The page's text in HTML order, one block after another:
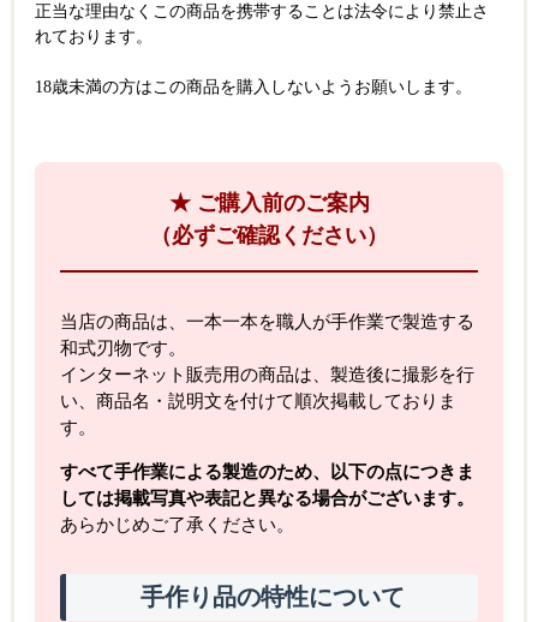
正当な理由なくこの商品を携帯することは法令により禁止さ
れております。
18歳未満の方はこの商品を購入しないようお願いします。
★ ご購入前のご案内
（必ずご確認ください）
当店の商品は、一本一本を職人が手作業で製造する
和式刃物です。
インターネット販売用の商品は、製造後に撮影を行
い、商品名・説明文を付けて順次掲載しておりま
す。
すべて手作業による製造のため、以下の点につきま
しては掲載写真や表記と異なる場合がございます。
あらかじめご了承ください。
手作り品の特性について